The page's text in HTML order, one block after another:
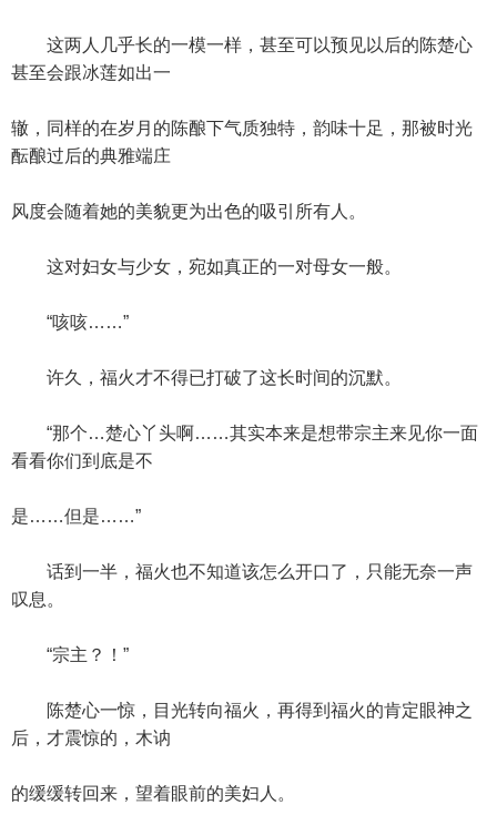
这两人几乎长的一模一样，甚至可以预见以后的陈楚心
甚至会跟冰莲如出一
辙，同样的在岁月的陈酿下气质独特，韵味十足，那被时光
酝酿过后的典雅端庄
风度会随着她的美貌更为出色的吸引所有人。
这对妇女与少女，宛如真正的一对母女一般。
“咳咳……”
许久，福火才不得已打破了这长时间的沉默。
“那个…楚心丫头啊……其实本来是想带宗主来见你一面
看看你们到底是不
是……但是……”
话到一半，福火也不知道该怎么开口了，只能无奈一声
叹息。
“宗主？！”
陈楚心一惊，目光转向福火，再得到福火的肯定眼神之
后，才震惊的，木讷
的缓缓转回来，望着眼前的美妇人。